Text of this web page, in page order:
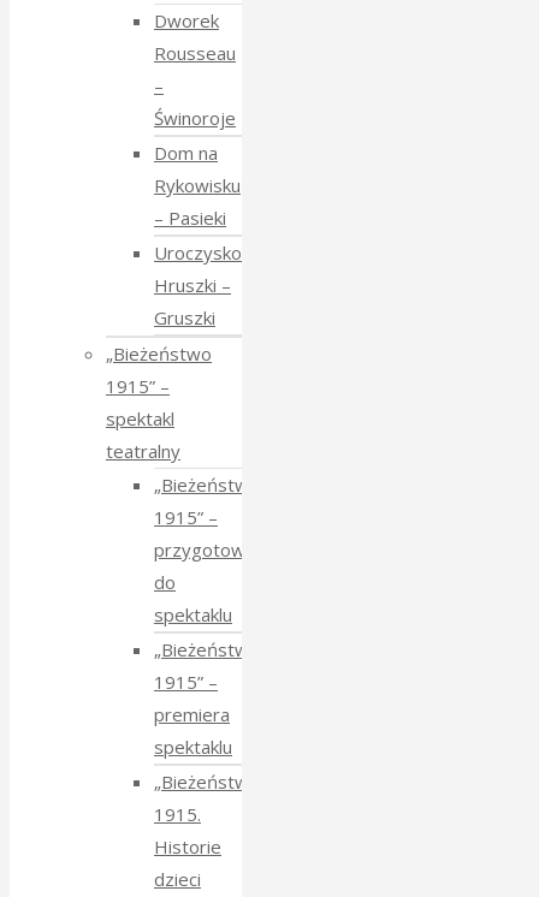
Dworek
Rousseau
–
Świnoroje
Dom na
Rykowisku
– Pasieki
Uroczysko
Hruszki –
Gruszki
„Bieżeństwo
1915” –
spektakl
teatralny
„Bieżeństwo
1915” –
przygotowania
do
spektaklu
„Bieżeństwo
1915” –
premiera
spektaklu
„Bieżeństwo
1915.
Historie
dzieci